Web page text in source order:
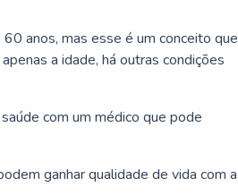
anos, mas esse é um conceito que
a idade, há outras condições
com um médico que pode
ganhar qualidade de vida com a